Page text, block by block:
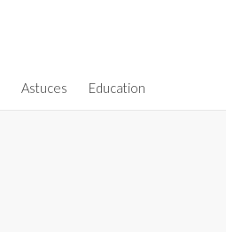
Astuces Education